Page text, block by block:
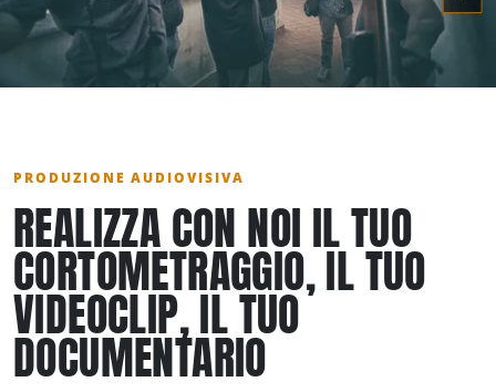
PRODUZIONE AUDIOVISIVA
REALIZZA CON NOI IL TUO
CORTOMETRAGGIO, IL TUO
VIDEOCLIP, IL TUO
DOCUMENTARIO